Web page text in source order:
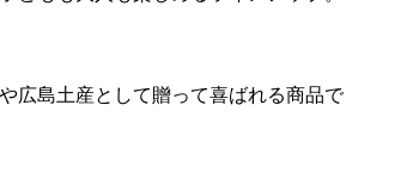
広島土産として贈って喜ばれる商品で